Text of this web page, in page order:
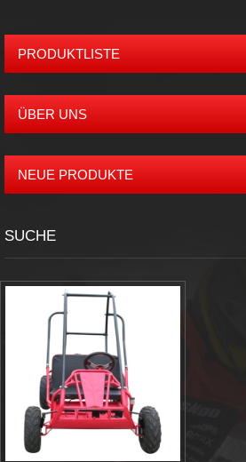
PRODUKTLISTE
ÜBER UNS
NEUE PRODUKTE
SUCHE